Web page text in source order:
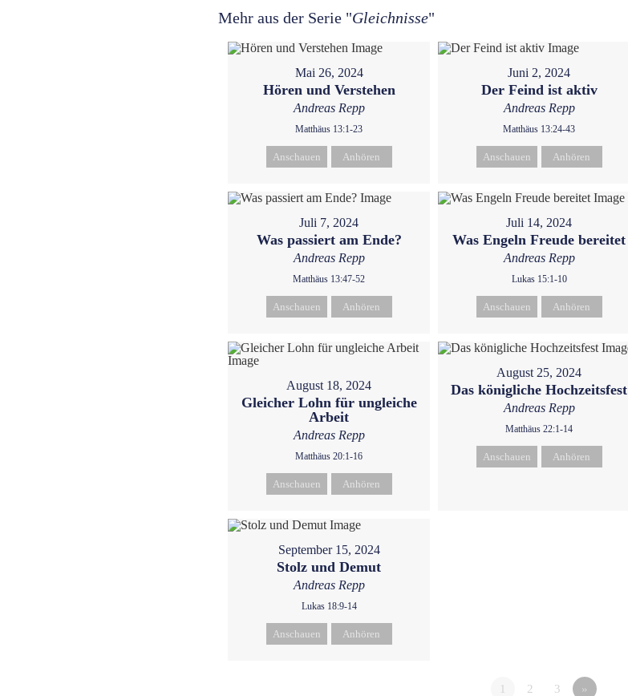
Mehr aus der Serie "Gleichnisse"
Mai 26, 2024
Hören und Verstehen
Andreas Repp
Matthäus 13:1-23
Anschauen Anhören
Juni 2, 2024
Der Feind ist aktiv
Andreas Repp
Matthäus 13:24-43
Anschauen Anhören
Juli 7, 2024
Was passiert am Ende?
Andreas Repp
Matthäus 13:47-52
Anschauen Anhören
Juli 14, 2024
Was Engeln Freude bereitet
Andreas Repp
Lukas 15:1-10
Anschauen Anhören
August 18, 2024
Gleicher Lohn für ungleiche
Arbeit
Andreas Repp
Matthäus 20:1-16
Anschauen Anhören
August 25, 2024
Das königliche Hochzeitsfest
Andreas Repp
Matthäus 22:1-14
Anschauen Anhören
September 15, 2024
Stolz und Demut
Andreas Repp
Lukas 18:9-14
Anschauen Anhören
1 2 3 »